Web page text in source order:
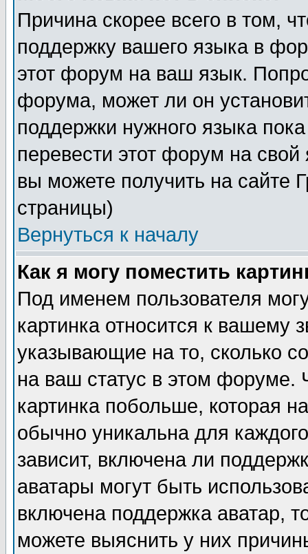
Причина скорее всего в том,
поддержку вашего языка в
этот форум на ваш язык.
форума, может ли он
поддержки нужного языка
перевести этот форум на
вы можете получить на сайте
страницы)
Вернуться к началу
Как я могу поместить
Под именем пользователя
картинка относится к вашему
указывающие на то, сколько
на ваш статус в этом форуме.
картинка побольше, которая
обычно уникальна для
зависит, включена ли
аватары могут быть
включена поддержка аватар,
можете выяснить у них